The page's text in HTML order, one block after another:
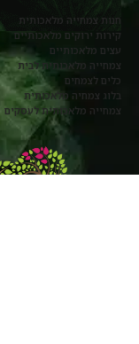
חנות צמחייה מלאכותית
קירות ירוקים מלאכותיים
עצים מלאכותיים
צמחייה מלאכותית לבית
כלים לצמחים
בלוג צמחיה מלאכותית
צמחייה מלאכותית לעסקים